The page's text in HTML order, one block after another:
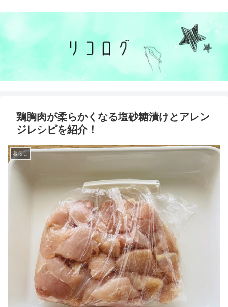
鶏胸肉が柔らかくなる塩砂糖漬けとアレン
ジレシピを紹介！
暮らし